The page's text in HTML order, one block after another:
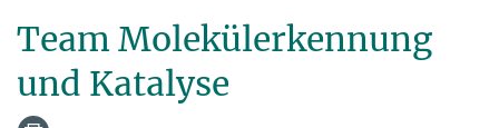
Team Molekülerkennung
und Katalyse